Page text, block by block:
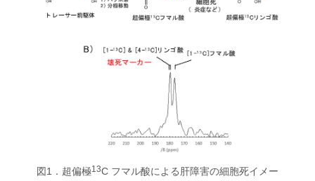
図1．超偏極13C フマル酸による肝障害の細胞死イメー